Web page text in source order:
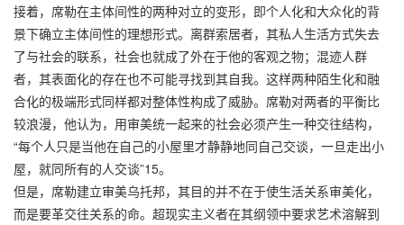
接着，席勒在主体间性的两种对立的变形，即个人化和大众化的背
景下确立主体间性的理想形式。离群索居者，其私人生活方式失去
了与社会的联系，社会也就成了外在于他的客观之物；混迹人群
者，其表面化的存在也不可能寻找到其自我。这样两种陌生化和融
合化的极端形式同样都对整体性构成了威胁。席勒对两者的平衡比
较浪漫，他认为，用审美统一起来的社会必须产生一种交往结构，
“每个人只是当他在自己的小屋里才静静地同自己交谈，一旦走出小
屋，就同所有的人交谈”15。
但是，席勒建立审美乌托邦，其目的并不在于使生活关系审美化，
而是要革交往关系的命。超现实主义者在其纲领中要求艺术溶解到